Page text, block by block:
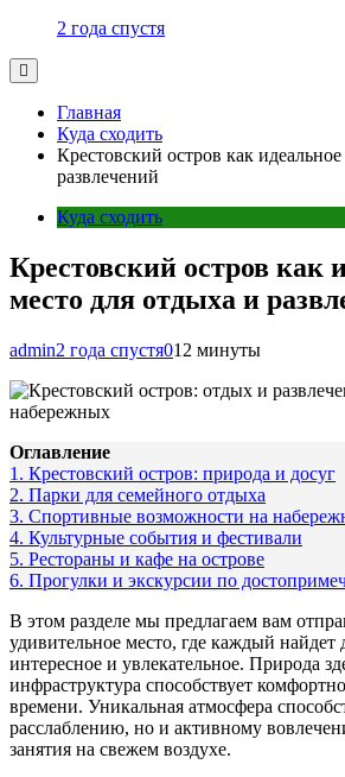
2 года спустя
Главная
Куда сходить
Крестовский остров как
развлечений
Куда сходить
Крестовский остров как
место для отдыха и
admin2 года спустя012 минуты
Оглавление
1. Крестовский остров: природа и досуг
2. Парки для семейного отдыха
3. Спортивные возможности на
4. Культурные события и фестивали
5. Рестораны и кафе на острове
6. Прогулки и экскурсии по
В этом разделе мы предлагаем вам
удивительное место, где каждый найдет
интересное и увлекательное. Природа
инфраструктура способствует
времени. Уникальная атмосфера
расслаблению, но и активному
занятия на свежем воздухе.